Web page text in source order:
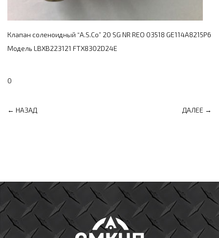
Клапан соленоидный “A.S.Co” 20 SG NR REO 03518 GE114A8215P6
Модель LBXB223121 FTX8302D24E
0
← НАЗАД ДАЛЕЕ →